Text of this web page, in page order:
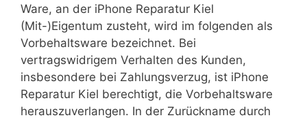
Ware, an der iPhone Reparatur Kiel
(Mit-)Eigentum zusteht, wird im folgenden als
Vorbehaltsware bezeichnet. Bei
vertragswidrigem Verhalten des Kunden,
insbesondere bei Zahlungsverzug, ist iPhone
Reparatur Kiel berechtigt, die Vorbehaltsware
herauszuverlangen. In der Zurückname durch